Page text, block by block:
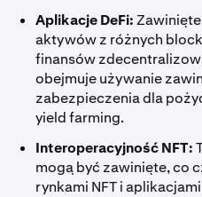
Aplikacje DeFi:
aktywów z różnych
finansów
obejmuje używanie
zabezpieczenia dla
yield farming.
Interoperacyjność NFT:
mogą być zawinięte, co
rynkami NFT i